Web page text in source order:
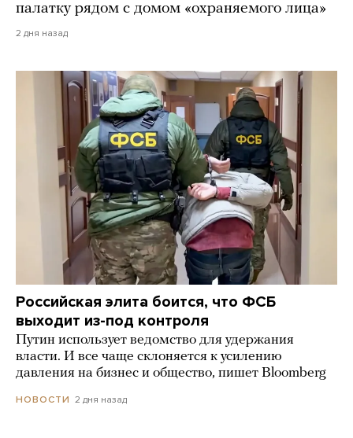
палатку рядом с домом «охраняемого лица»
2 дня назад
Российская элита боится, что ФСБ
выходит из-под контроля
Путин использует ведомство для удержания
власти. И все чаще склоняется к усилению
давления на бизнес и общество, пишет Bloomberg
НОВОСТИ 2 дня назад